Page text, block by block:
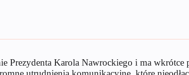
Prezydenta Karola Nawrockiego i ma